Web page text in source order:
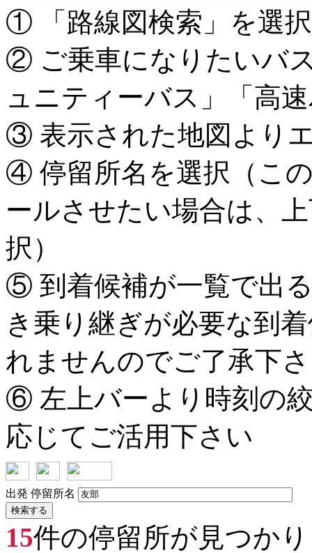
① 「路線図検索」を選択
② ご乗車になりたいバ
ュニティーバス」「高
③ 表示された地図より
④ 停留所名を選択（こ
ールさせたい場合は、
択）
⑤ 到着候補が一覧で出
き乗り継ぎが必要な到
れませんのでご了承下
⑥ 左上バーより時刻の
応じてご活用下さい
出発 停留所名
検索する
15件の停留所が見つか